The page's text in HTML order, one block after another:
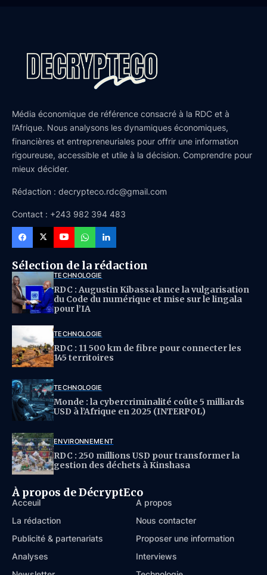
Média économique de référence consacré à la RDC et à
l’Afrique. Nous analysons les dynamiques économiques,
financières et entrepreneuriales pour offrir une information
rigoureuse, accessible et utile à la décision. Comprendre pour
mieux décider.
Rédaction : decrypteco.rdc@gmail.com
Contact : +243 982 394 483
Sélection de la rédaction
TECHNOLOGIE
RDC : Augustin Kibassa lance la vulgarisation
du Code du numérique et mise sur le lingala
pour l’IA
TECHNOLOGIE
RDC : 11 500 km de fibre pour connecter les
145 territoires
TECHNOLOGIE
Monde : la cybercriminalité coûte 5 milliards
USD à l’Afrique en 2025 (INTERPOL)
ENVIRONNEMENT
RDC : 250 millions USD pour transformer la
gestion des déchets à Kinshasa
À propos de DécryptEco
Acceuil
À propos
La rédaction
Nous contacter
Publicité & partenariats
Proposer une information
Analyses
Interviews